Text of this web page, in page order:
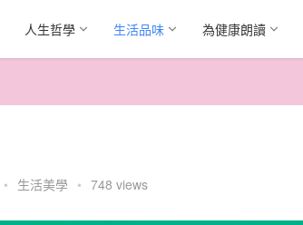
人生哲學 生活品味 為健康朗讀
• 生活美學 • 748 views